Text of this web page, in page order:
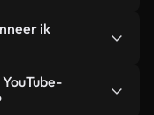
hoog, worden de
een video.
"gebied bij
video die
ik
video's in
en kunnen